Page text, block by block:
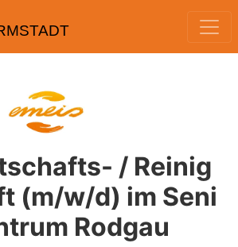
/ Reinig
(m/w/d) im Seni
Rodgau